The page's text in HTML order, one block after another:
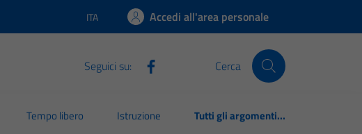
Lingua attiva:
ITA Accedi all'area personale
Seguici su: Cerca
Tempo libero Istruzione Tutti gli argomenti...